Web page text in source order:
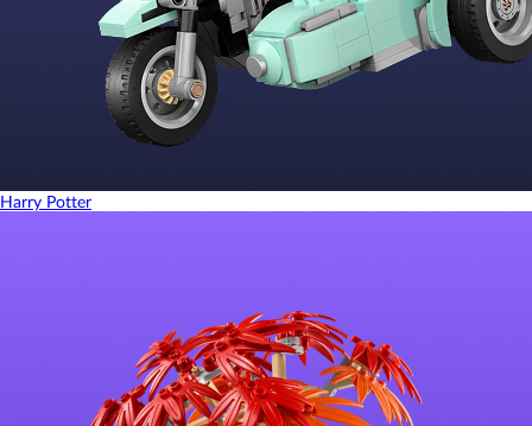
Harry Potter